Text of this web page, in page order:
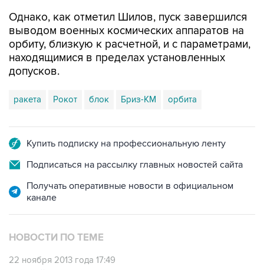
Однако, как отметил Шилов, пуск завершился
выводом военных космических аппаратов на
орбиту, близкую к расчетной, и с параметрами,
находящимися в пределах установленных
допусков.
ракета Рокот блок Бриз-КМ орбита
Купить подписку на профессиональную ленту
Подписаться на рассылку главных новостей сайта
Получать оперативные новости в официальном
канале
НОВОСТИ ПО ТЕМЕ
22 ноября 2013 года 17:49